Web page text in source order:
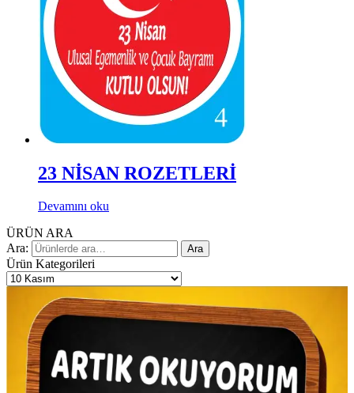
23 NİSAN ROZETLERİ
Devamını oku
ÜRÜN ARA
Ara:
Ara
Ürün Kategorileri